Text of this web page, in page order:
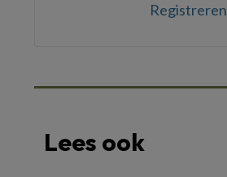
Registreren
Lees ook